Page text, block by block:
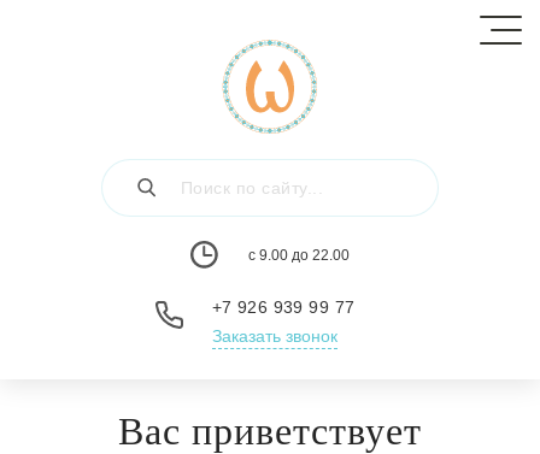
с 9.00 до 22.00
+7 926 939 99 77
Заказать звонок
Вас приветствует